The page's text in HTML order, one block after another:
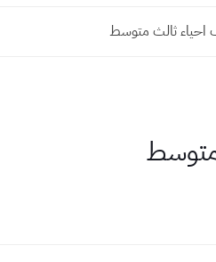
احياء ثالث متوسط
متوسط